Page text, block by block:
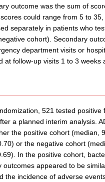
outcome was the sum of
could range from 5 to
separately in patients who
cohort). Secondary
department visits or
follow-up visits 1 to 3 weeks
521 tested
a planned interim analysis.
the positive cohort (median,
or the negative cohort
In the positive cohort,
outcomes appeared to be
the incidence of adverse